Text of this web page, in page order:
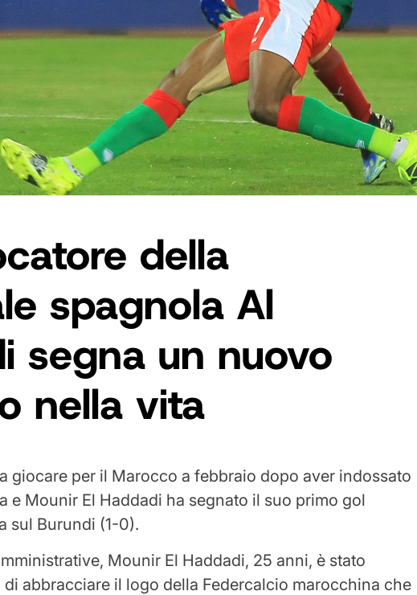
della
spagnola Al
segna un nuovo
nella vita
giocare per il Marocco a febbraio dopo aver indossato
e Mounir El Haddadi ha segnato il suo primo gol
sul Burundi (1-0).
Mounir El Haddadi, 25 anni, è stato
abbracciare il logo della Federcalcio marocchina che